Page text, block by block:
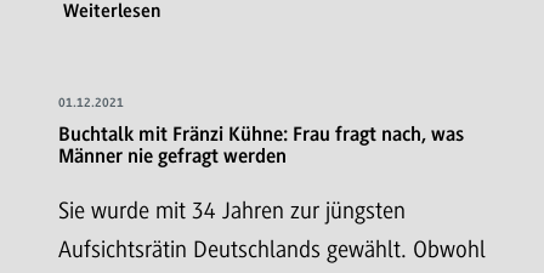
Weiterlesen
01.12.2021
Buchtalk mit Fränzi Kühne: Frau fragt nach, was
Männer nie gefragt werden
Sie wurde mit 34 Jahren zur jüngsten
Aufsichtsrätin Deutschlands gewählt. Obwohl